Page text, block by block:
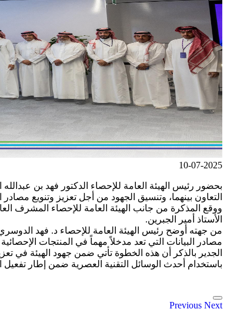
10-07-2025
التعاون بينهما، وتنسيق الجهود من أجل تعزيز وتنويع
الأستاذ أمير الجبرين.
مصادر البيانات التي تعد مدخلاً مهماً في المنتجات
الجدير بالذكر أن هذه الخطوة تأتي ضمن جهود الهيئة في
باستخدام أحدث الوسائل التقنية العصرية ضمن إطار تفعيل
Previous Next